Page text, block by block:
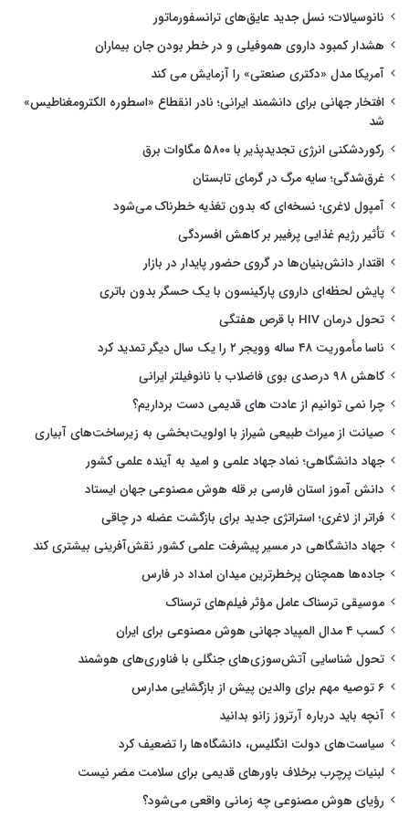
نانوسیالات؛ نسل جدید عایق‌های ترانسفورماتور
هشدار کمبود داروی هموفیلی و در خطر بودن جان بیماران
آمریکا مدل «دکتری صنعتی» را آزمایش می کند
افتخار جهانی برای دانشمند ایرانی؛ نادر انقطاع «اسطوره الکترومغناطیس»
شد
رکوردشکنی انرژی تجدیدپذیر با ۵۸۰۰ مگاوات برق
غرق‌شدگی؛ سایه مرگ در گرمای تابستان
آمپول لاغری؛ نسخه‌ای که بدون تغذیه خطرناک می‌شود
تأثیر رژیم غذایی پرفیبر بر کاهش افسردگی
اقتدار دانش‌بنیان‌ها در گروی حضور پایدار در بازار
پایش لحظه‌ای داروی پارکینسون با یک حسگر بدون باتری
تحول درمان HIV با قرص هفتگی
ناسا مأموریت ۴۸ ساله وویجر ۲ را یک سال دیگر تمدید کرد
کاهش ۹۸ درصدی بوی فاضلاب با نانوفیلتر ایرانی
چرا نمی توانیم از عادت های قدیمی دست برداریم؟
صیانت از میراث طبیعی شیراز با اولویت‌بخشی به زیرساخت‌های آبیاری
جهاد دانشگاهی؛ نماد جهاد علمی و امید به آینده علمی کشور
دانش آموز استان فارسی بر قله هوش مصنوعی جهان ایستاد
فراتر از لاغری؛ استراتژی جدید برای بازگشت عضله در چاقی
جهاد دانشگاهی در مسیر پیشرفت علمی کشور نقش‌آفرینی بیشتری کند
جاده‌ها همچنان پرخطرترین میدان امداد در فارس
موسیقی ترسناک عامل مؤثر فیلم‌های ترسناک
کسب ۴ مدال المپیاد جهانی هوش مصنوعی برای ایران
تحول شناسایی آتش‌سوزی‌های جنگلی با فناوری‌های هوشمند
۶ توصیه مهم برای والدین پیش از بازگشایی مدارس
آنچه باید درباره آرتروز زانو بدانید
سیاست‌های دولت انگلیس، دانشگاه‌ها را تضعیف کرد
لبنیات پرچرب برخلاف باورهای قدیمی برای سلامت مضر نیست
رؤیای هوش مصنوعی چه زمانی واقعی می‌شود؟